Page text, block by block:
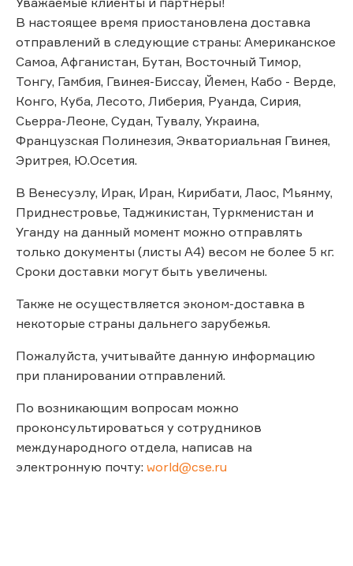
В настоящее время приостановлена доставка
отправлений в следующие страны: Американское
Самоа, Афганистан, Бутан, Восточный Тимор,
Тонгу, Гамбия, Гвинея-Биссау, Йемен, Кабо - Верде,
Конго, Куба, Лесото, Либерия, Руанда, Сирия,
Сьерра-Леоне, Судан, Тувалу, Украина,
Французская Полинезия, Экваториальная Гвинея,
Эритрея, Ю.Осетия.
В Венесуэлу, Ирак, Иран, Кирибати, Лаос, Мьянму,
Приднестровье, Таджикистан, Туркменистан и
Уганду на данный момент можно отправлять
только документы (листы А4) весом не более 5 кг.
Сроки доставки могут быть увеличены.
Также не осуществляется эконом-доставка в
некоторые страны дальнего зарубежья.
Пожалуйста, учитывайте данную информацию
при планировании отправлений.
По возникающим вопросам можно
проконсультироваться у сотрудников
международного отдела, написав на
электронную почту: world@cse.ru